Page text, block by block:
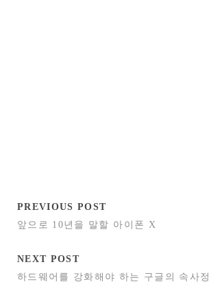
PREVIOUS POST
앞으로 10년을 말할 아이폰 X
NEXT POST
하드웨어를 강화해야 하는 구글의 속사정